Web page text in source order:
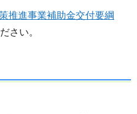
推進事業補助金交付要綱
さい。